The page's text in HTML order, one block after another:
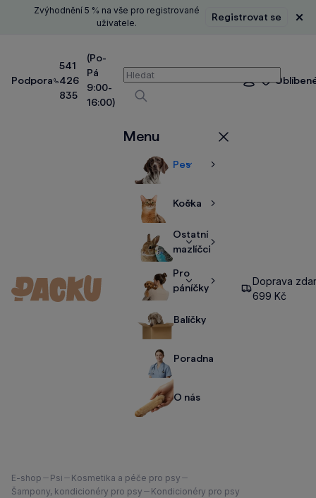
Zvýhodnění 5 % na vše pro registrované
uživatele.
Registrovat se
Podpora
541
426
835
(Po-
Pá
9:00-
16:00)
Vyhledávání
Vyhledávat
Přihlášení
Menu
PesZobrazitZobrazit
Kočka
ZobrazitZobrazit
Ostatní
mazlíčci
ZobrazitZobrazit
Pro
páníčky
ZobrazitZobrazit
Balíčky
Poradna
O nás
Doprava
699 Kč
Nacházíte
se
E-shop Psi
Kosmetika a péče pro psy
Šampony, kondicionéry pro psy
Kondicionéry pro psy